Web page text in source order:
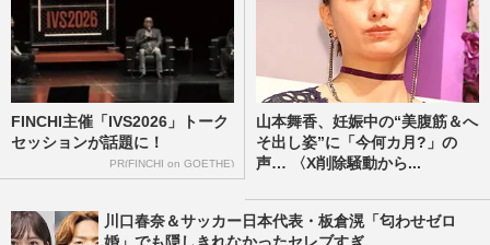
2026/3/30
FINCHI主催「IVS2026」トーク
セッションが話題に！
PR(FINCHI on GOETHE)
山本舞香、妊娠中の“美腹筋＆へ
そ出し姿”に「今何カ月?」の
声… 〈X削除騒動から...
川口春奈＆サッカー日本代表・板倉滉「匂わせゼロ